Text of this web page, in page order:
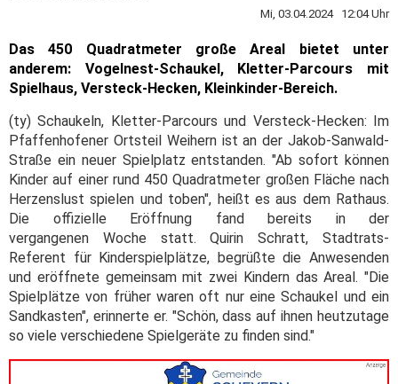
Mi, 03.04.2024 12:04 Uhr
Das 450 Quadratmeter große Areal bietet unter
anderem: Vogelnest-Schaukel, Kletter-Parcours mit
Spielhaus, Versteck-Hecken, Kleinkinder-Bereich.
(ty) Schaukeln, Kletter-Parcours und Versteck-Hecken: Im
Pfaffenhofener Ortsteil Weihern ist an der Jakob-Sanwald-
Straße ein neuer Spielplatz entstanden. "Ab sofort können
Kinder auf einer rund 450 Quadratmeter großen Fläche nach
Herzenslust spielen und toben", heißt es aus dem Rathaus.
Die offizielle Eröffnung fand bereits in der
vergangenen Woche statt. Quirin Schratt, Stadtrats-
Referent für Kinderspielplätze, begrüßte die Anwesenden
und eröffnete gemeinsam mit zwei Kindern das Areal. "Die
Spielplätze von früher waren oft nur eine Schaukel und ein
Sandkasten", erinnerte er. "Schön, dass auf ihnen heutzutage
so viele verschiedene Spielgeräte zu finden sind."